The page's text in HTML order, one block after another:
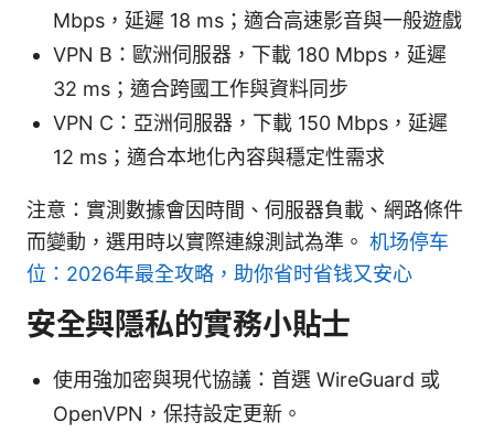
Mbps，延遲 18 ms；適合高速影音與一般遊戲
VPN B：歐洲伺服器，下載 180 Mbps，延遲
32 ms；適合跨國工作與資料同步
VPN C：亞洲伺服器，下載 150 Mbps，延遲
12 ms；適合本地化內容與穩定性需求
注意：實測數據會因時間、伺服器負載、網路條件
而變動，選用時以實際連線測試為準。 机场停车
位：2026年最全攻略，助你省时省钱又安心
安全與隱私的實務小貼士
使用強加密與現代協議：首選 WireGuard 或
OpenVPN，保持設定更新。